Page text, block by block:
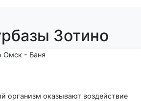
Зотино
организм оказывают воздействие